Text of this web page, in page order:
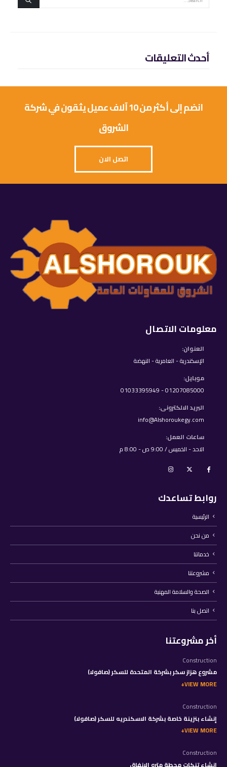
أحدث التعليقات
انضم إلى أكثر من 10 آلاف عميل يثقون في شركة
الشروق
اتصل الان
معلومات الاتصال
العنوان:
الإسكندرية - العامرية - النهضة
موبايل:
01207085000 - 01033395949
البريد الالكترونى:
info@Alshoroukegy.com
ساعات العمل:
الاحد - الخميس / 9:00 ص - 8:00 م
روابط تساعدك
الرئيسية
من نحن
خدماتنا
مشروعتنا
الصحة والسلامة المهنية
اتصل بنا
أخر مشروعتنا
Construction
مشروع هزاز سكر بشركة المتحدة للسكر (صافولا)
VIEW MORE
Construction
إنشاء بنزينة خاصة بشركة الاسكندريه للسكر (صافولا)
VIEW MORE
Construction